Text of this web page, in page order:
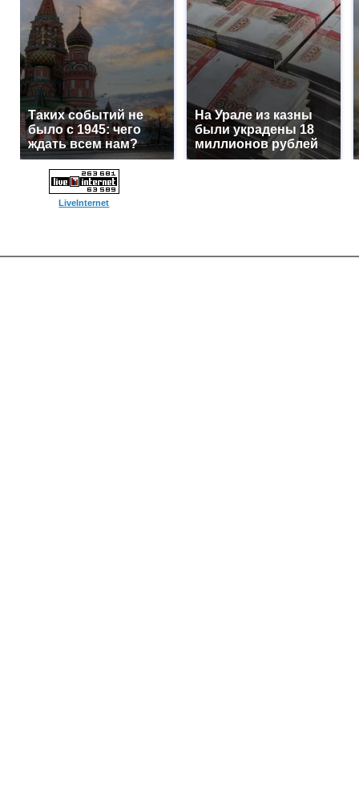
Таких событий не
было с 1945: чего
ждать всем нам?
На Урале из казны
были украдены 18
миллионов рублей
LiveInternet